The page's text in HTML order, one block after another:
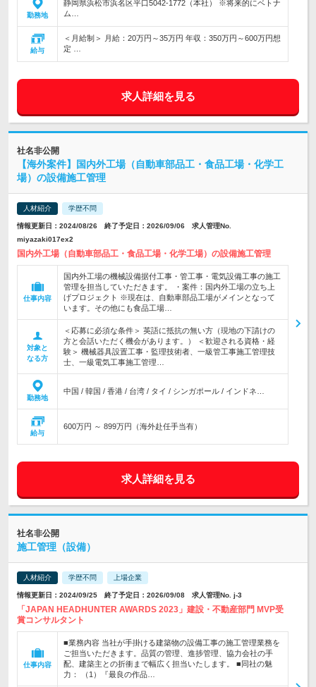
勤務地
静岡県浜松市浜名区平口5042-1772（本社） ※将来的にベトナ
ム…
給与
＜月給制＞ 月給：20万円～35万円 年収：350万円～600万円想
定 …
求人詳細を見る
社名非公開
【海外案件】国内外工場（自動車部品工・食品工場・化学工
場）の設備施工管理
人材紹介 学歴不問
情報更新日：2024/08/26 終了予定日：2026/09/06 求人管理No.
miyazaki017ex2
国内外工場（自動車部品工・食品工場・化学工場）の設備施工管理
仕事内容
国内外工場の機械設備据付工事・管工事・電気設備工事の施工
管理を担当していただきます。 ・案件：国内外工場の立ち上
げプロジェクト ※現在は、自動車部品工場がメインとなって
います。その他にも食品工場…
対象と
なる方
＜応募に必須な条件＞ 英語に抵抗の無い方（現地の下請けの
方と会話いただく機会があります。） ＜歓迎される資格・経
験＞ 機械器具設置工事・監理技術者、一級管工事施工管理技
士、一級電気工事施工管理…
勤務地
中国 / 韓国 / 香港 / 台湾 / タイ / シンガポール / インドネ…
給与
600万円 ～ 899万円（海外赴任手当有）
求人詳細を見る
社名非公開
施工管理（設備）
人材紹介 学歴不問 上場企業
情報更新日：2024/09/25 終了予定日：2026/09/08 求人管理No. j-3
「JAPAN HEADHUNTER AWARDS 2023」建設・不動産部門 MVP受
賞コンサルタント
仕事内容
■業務内容 当社が手掛ける建築物の設備工事の施工管理業務を
ご担当いただきます。品質の管理、進捗管理、協力会社の手
配、建築主との折衝まで幅広く担当いたします。 ■同社の魅
力： （1）『最良の作品…